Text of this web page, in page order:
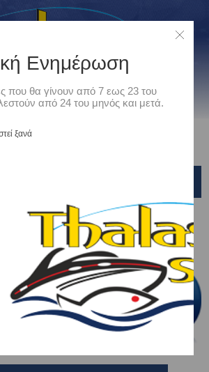
ΚΑΤΗΓΟΡΊΕΣ
Ενημέρωση
που θα γίνουν από 7 εως 23 του
από 24 του μηνός και μετά.
ξανά